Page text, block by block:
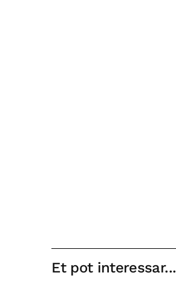
Et pot interessar...